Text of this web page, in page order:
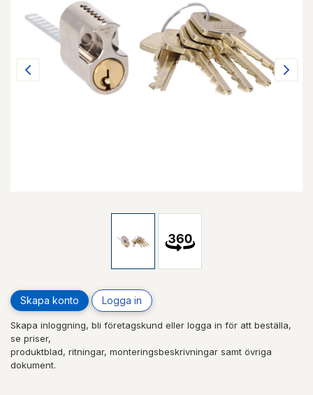
Skapa konto Logga in
Skapa inloggning, bli företagskund eller logga in för att beställa,
se priser,
produktblad, ritningar, monteringsbeskrivningar samt övriga
dokument.